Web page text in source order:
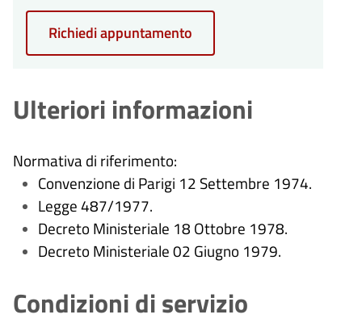
Richiedi appuntamento
Ulteriori informazioni
Normativa di riferimento:
Convenzione di Parigi 12 Settembre 1974.
Legge 487/1977.
Decreto Ministeriale 18 Ottobre 1978.
Decreto Ministeriale 02 Giugno 1979.
Condizioni di servizio